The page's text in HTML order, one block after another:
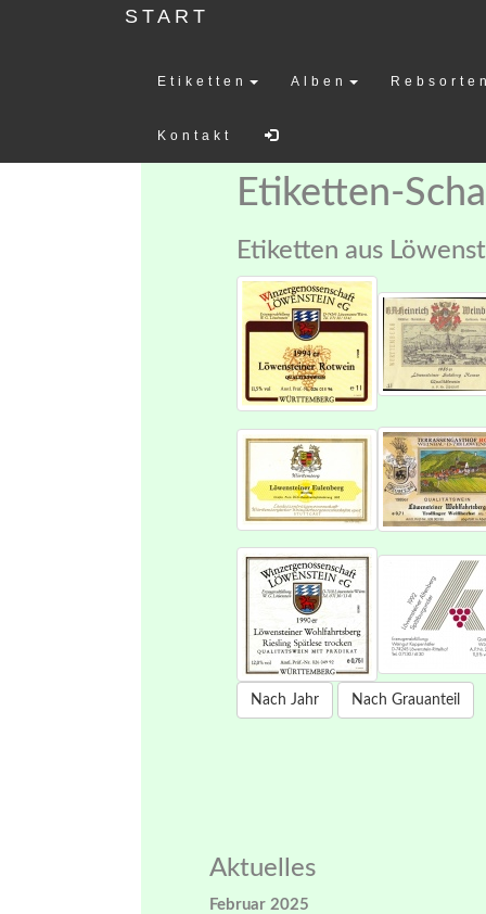
START
Etiketten Alben
Kontakt
Etiketten-
Etiketten aus
Nach Jahr Nach Grauanteil
Aktuelles
Februar 2025